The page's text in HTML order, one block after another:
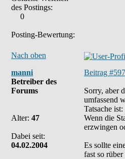
des Postings:
0
Posting-Bewertung:
Nach oben
manni
Betreiber des
Forums
Alter: 47
Dabei seit:
04.02.2004
Beitrag
Sorry, aber
umfassend
Tatsache
Wenn die
erzwingen
Es sollte
fast so